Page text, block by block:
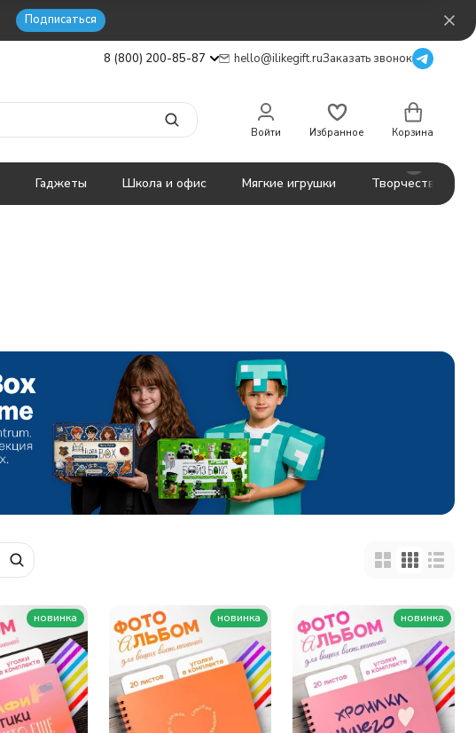
Подписаться
8 (800) 200-85-87 hello@ilikegift.ruЗаказать звонок
Войти Избранное Корзина
Гаджеты Школа и офис Мягкие игрушки Творчество
новинка новинка новинка